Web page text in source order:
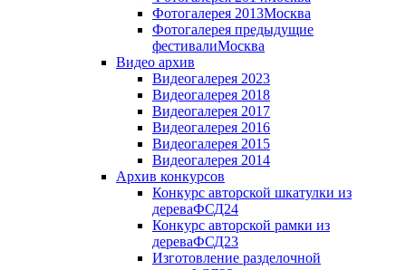
Фотогалерея 2013Москва
Фотогалерея предыдущие
фестивалиМосква
Видео архив
Видеогалерея 2023
Видеогалерея 2018
Видеогалерея 2017
Видеогалерея 2016
Видеогалерея 2015
Видеогалерея 2014
Архив конкурсов
Конкурс авторской шкатулки из
дереваФСД24
Конкурс авторской рамки из
дереваФСД23
Изготовление разделочной